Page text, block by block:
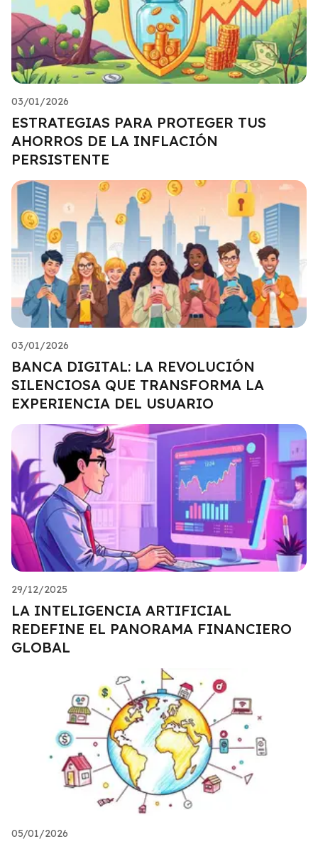
03/01/2026
ESTRATEGIAS PARA PROTEGER TUS
AHORROS DE LA INFLACIÓN
PERSISTENTE
03/01/2026
BANCA DIGITAL: LA REVOLUCIÓN
SILENCIOSA QUE TRANSFORMA LA
EXPERIENCIA DEL USUARIO
29/12/2025
LA INTELIGENCIA ARTIFICIAL
REDEFINE EL PANORAMA FINANCIERO
GLOBAL
05/01/2026